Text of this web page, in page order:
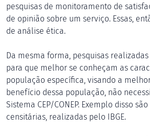
pesquisas de monitoramento de
de opinião sobre um serviço. Essas,
de análise ética.
Da mesma forma, pesquisas
para que melhor se conheçam as
população específica, visando a
benefício dessa população, não
Sistema CEP/CONEP. Exemplo disso
censitárias, realizadas pelo IBGE.